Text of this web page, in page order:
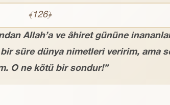
﴾126﴿
Allah’a ve âhiret gününe
süre dünya nimetleri veririm, ama
O ne kötü bir sondur!”